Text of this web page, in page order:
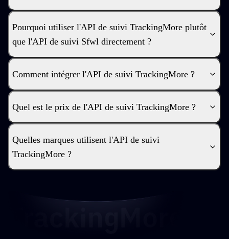
Pourquoi utiliser l'API de suivi TrackingMore plutôt
que l'API de suivi Sfwl directement ?
Comment intégrer l'API de suivi TrackingMore ?
Quel est le prix de l'API de suivi TrackingMore ?
Quelles marques utilisent l'API de suivi
TrackingMore ?